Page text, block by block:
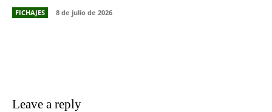
FICHAJES 8 de julio de 2026
Leave a reply